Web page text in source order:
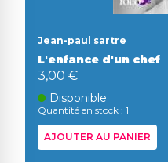
Jean-paul sartre
L'enfance d'un chef
3,00 €
Disponible
Quantité en stock : 1
AJOUTER AU PANIER